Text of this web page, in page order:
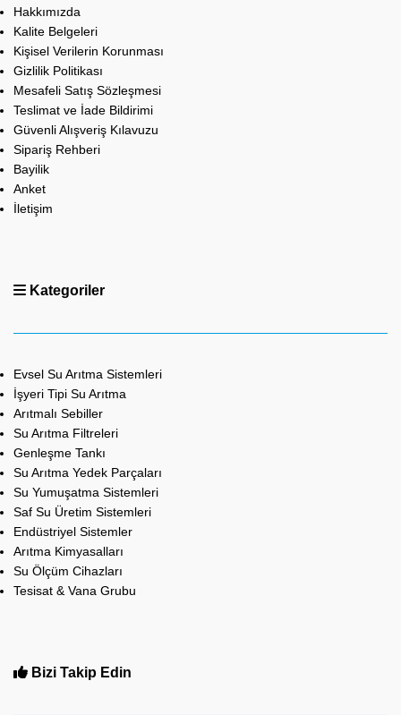
Hakkımızda
Kalite Belgeleri
Kişisel Verilerin Korunması
Gizlilik Politikası
Mesafeli Satış Sözleşmesi
Teslimat ve İade Bildirimi
Güvenli Alışveriş Kılavuzu
Sipariş Rehberi
Bayilik
Anket
İletişim
Kategoriler
Evsel Su Arıtma Sistemleri
İşyeri Tipi Su Arıtma
Arıtmalı Sebiller
Su Arıtma Filtreleri
Genleşme Tankı
Su Arıtma Yedek Parçaları
Su Yumuşatma Sistemleri
Saf Su Üretim Sistemleri
Endüstriyel Sistemler
Arıtma Kimyasalları
Su Ölçüm Cihazları
Tesisat & Vana Grubu
Bizi Takip Edin